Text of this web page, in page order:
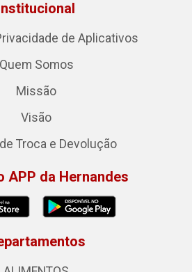
de Aplicativos
Quem Somos
Missão
Visão
Troca e Devolução
APP da Hernandes